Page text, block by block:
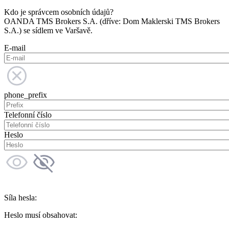
Kdo je správcem osobních údajů?
OANDA TMS Brokers S.A. (dříve: Dom Maklerski TMS Brokers
S.A.) se sídlem ve Varšavě.
E-mail
phone_prefix
Telefonní číslo
Heslo
Síla hesla:
Heslo musí obsahovat: